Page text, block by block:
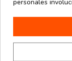
Los clientes
también han
personales